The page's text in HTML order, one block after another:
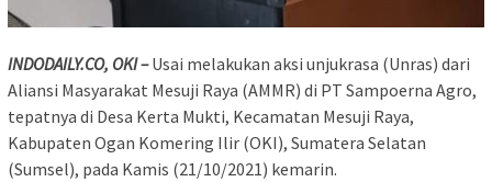
INDODAILY.CO, OKI –Usai melakukan aksi unjukrasa (Unras) dari
Aliansi Masyarakat Mesuji Raya (AMMR) di PT Sampoerna Agro,
tepatnya di Desa Kerta Mukti, Kecamatan Mesuji Raya,
Kabupaten Ogan Komering Ilir (OKI), Sumatera Selatan
(Sumsel), pada Kamis (21/10/2021) kemarin.